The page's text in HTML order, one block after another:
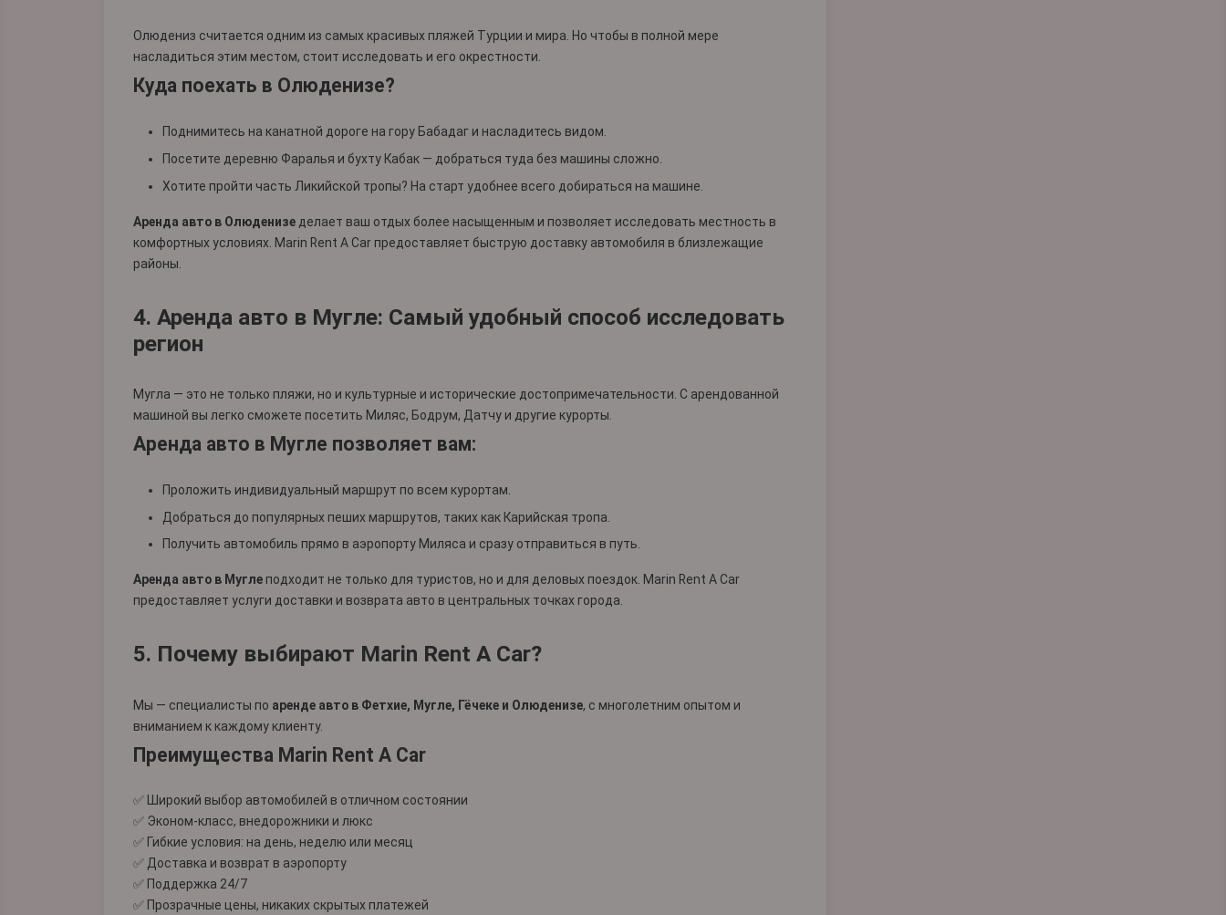
Олюдениз считается одним из самых красивых пляжей Турции и мира. Но чтобы в полной мере
насладиться этим местом, стоит исследовать и его окрестности.
Куда поехать в Олюденизе?
Поднимитесь на канатной дороге на гору Бабадаг и насладитесь видом.
Посетите деревню Фаралья и бухту Кабак — добраться туда без машины сложно.
Хотите пройти часть Ликийской тропы? На старт удобнее всего добираться на машине.
Аренда авто в Олюденизе делает ваш отдых более насыщенным и позволяет исследовать местность в
комфортных условиях. Marin Rent A Car предоставляет быструю доставку автомобиля в близлежащие
районы.
4. Аренда авто в Мугле: Самый удобный способ исследовать
регион
Мугла — это не только пляжи, но и культурные и исторические достопримечательности. С арендованной
машиной вы легко сможете посетить Миляс, Бодрум, Датчу и другие курорты.
Аренда авто в Мугле позволяет вам:
Проложить индивидуальный маршрут по всем курортам.
Добраться до популярных пеших маршрутов, таких как Карийская тропа.
Получить автомобиль прямо в аэропорту Миляса и сразу отправиться в путь.
Аренда авто в Муглеподходит не только для туристов, но и для деловых поездок. Marin Rent A Car
предоставляет услуги доставки и возврата авто в центральных точках города.
5. Почему выбирают Marin Rent A Car?
Мы — специалисты по аренде авто в Фетхие, Мугле, Гёчеке и Олюденизе, с многолетним опытом и
вниманием к каждому клиенту.
Преимущества Marin Rent A Car
✅ Широкий выбор автомобилей в отличном состоянии
✅ Эконом-класс, внедорожники и люкс
✅ Гибкие условия: на день, неделю или месяц
✅ Доставка и возврат в аэропорту
✅ Поддержка 24/7
✅ Прозрачные цены, никаких скрытых платежей